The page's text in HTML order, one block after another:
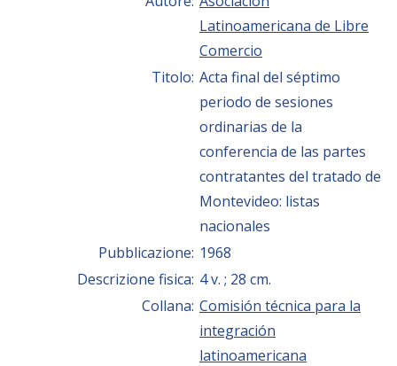
Latinoamericana de Libre
Comercio
Titolo: Acta final del séptimo
periodo de sesiones
ordinarias de la
conferencia de las partes
contratantes del tratado de
Montevideo: listas
nacionales
Pubblicazione: 1968
Descrizione fisica: 4 v. ; 28 cm.
Collana: Comisión técnica para la
integración
latinoamericana